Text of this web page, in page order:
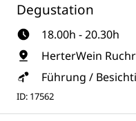
Degustation
18.00h - 20.30h
HerterWein
Führung /
ID: 17562